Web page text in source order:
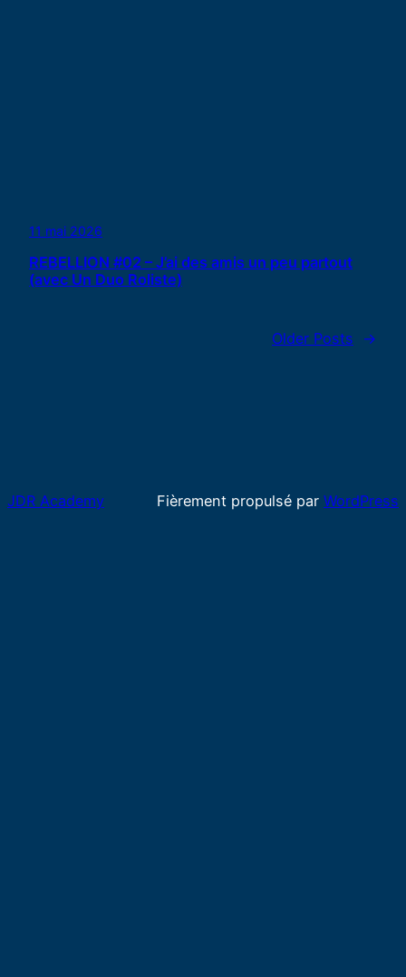
11 mai 2026
REBELLION #02 – J’ai des amis un peu partout
(avec Un Duo Roliste)
Older Posts →
JDR Academy Fièrement propulsé par WordPress